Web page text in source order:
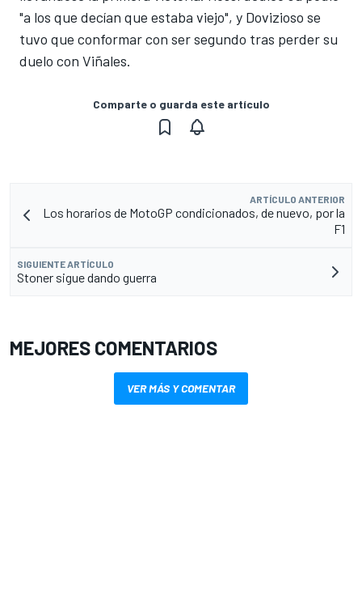
"a los que decían que estaba viejo", y Dovizioso se
tuvo que conformar con ser segundo tras perder su
duelo con Viñales.
Comparte o guarda este artículo
ARTÍCULO ANTERIOR
Los horarios de MotoGP condicionados, de nuevo, por la
F1
SIGUIENTE ARTÍCULO
Stoner sigue dando guerra
MEJORES COMENTARIOS
VER MÁS Y COMENTAR